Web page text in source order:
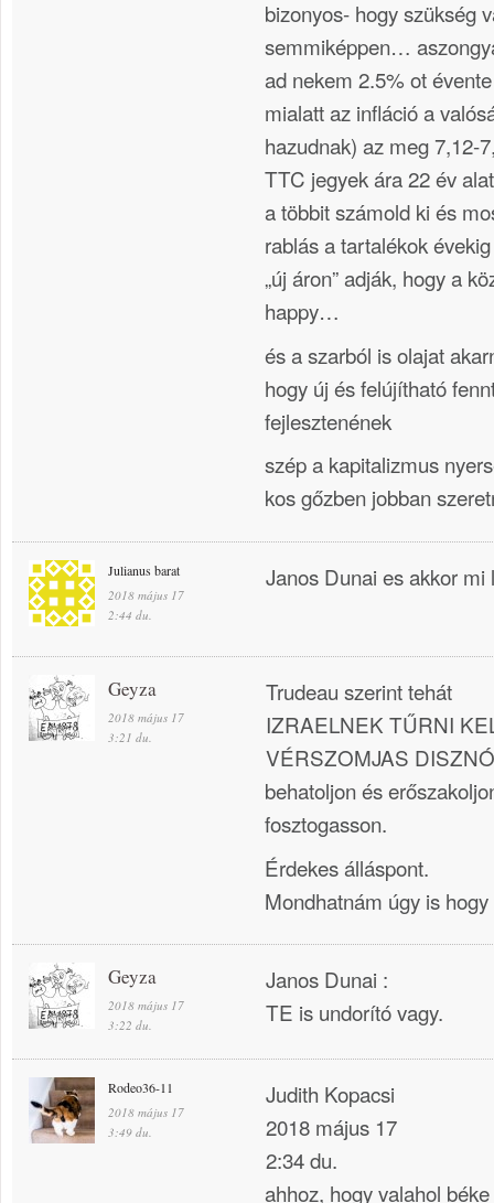
bizonyos- hogy szükség
semmiképpen…
ad nekem 2.5% ot
mialatt az infláció a
hazudnak) az meg
TTC jegyek ára 22 év
a többit számold ki és
rablás a tartalékok
„új áron” adják, hogy a
happy…
és a szarból is olajat
hogy új és felújítható
fejlesztenének
szép a kapitalizmus
kos gőzben jobban
Julianus barat
2018 május 17
2:44 du.
Janos Dunai es akkor mi
Geyza
2018 május 17
3:21 du.
Trudeau szerint tehát
IZRAELNEK TŰRNI
VÉRSZOMJAS DISZNÓ
behatoljon és
fosztogasson.
Érdekes álláspont.
Mondhatnám úgy is
Geyza
2018 május 17
3:22 du.
Janos Dunai :
TE is undorító vagy.
Rodeo36-11
2018 május 17
3:49 du.
Judith Kopacsi
2018 május 17
2:34 du.
ahhoz, hogy valahol